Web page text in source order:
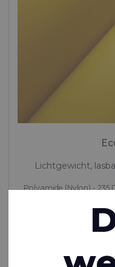
Lichtgewicht,
Polyamide (Nylon) -